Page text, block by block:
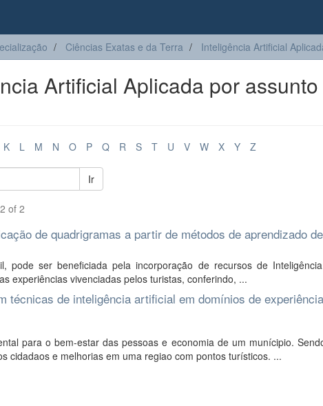
Ciências Exatas e da Terra Inteligência Artificial
Artificial Aplicada por assunto
K L M N O P Q R S T U V W X Y Z
Ir
of 2
de quadrigramas a partir de métodos de aprendizado
pode ser beneficiada pela incorporação de recursos de
experiências vivenciadas pelos turistas, conferindo, ...
técnicas de inteligência artificial em domínios de
para o bem-estar das pessoas e economia de um munícipio.
cidadaos e melhorias em uma regiao com pontos turísticos. ...